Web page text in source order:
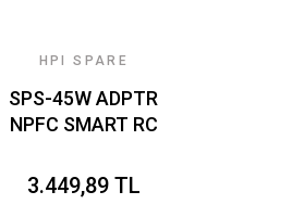
HPI SPARE
SPS-45W ADPTR
NPFC SMART RC
3.449,89 TL